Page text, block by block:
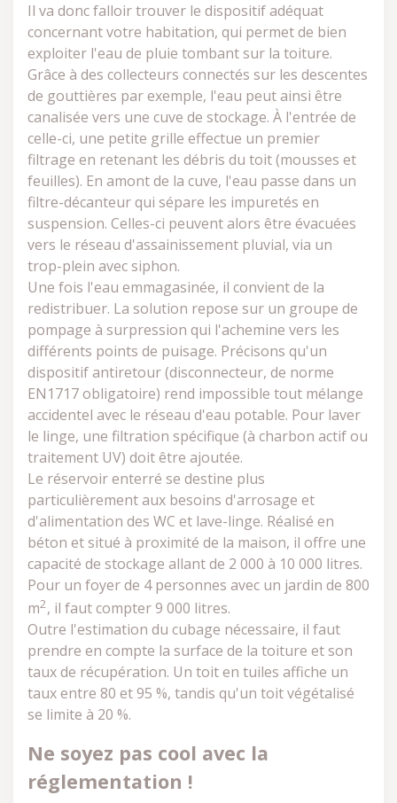
Il va donc falloir trouver le dispositif adéquat
concernant votre habitation, qui permet de bien
exploiter l'eau de pluie tombant sur la toiture.
Grâce à des collecteurs connectés sur les descentes
de gouttières par exemple, l'eau peut ainsi être
canalisée vers une cuve de stockage. À l'entrée de
celle-ci, une petite grille effectue un premier
filtrage en retenant les débris du toit (mousses et
feuilles). En amont de la cuve, l'eau passe dans un
filtre-décanteur qui sépare les impuretés en
suspension. Celles-ci peuvent alors être évacuées
vers le réseau d'assainissement pluvial, via un
trop-plein avec siphon.
Une fois l'eau emmagasinée, il convient de la
redistribuer. La solution repose sur un groupe de
pompage à surpression qui l'achemine vers les
différents points de puisage. Précisons qu'un
dispositif antiretour (disconnecteur, de norme
EN1717 obligatoire) rend impossible tout mélange
accidentel avec le réseau d'eau potable. Pour laver
le linge, une filtration spécifique (à charbon actif ou
traitement UV) doit être ajoutée.
Le réservoir enterré se destine plus
particulièrement aux besoins d'arrosage et
d'alimentation des WC et lave-linge. Réalisé en
béton et situé à proximité de la maison, il offre une
capacité de stockage allant de 2 000 à 10 000 litres.
Pour un foyer de 4 personnes avec un jardin de 800
m2, il faut compter 9 000 litres.
Outre l'estimation du cubage nécessaire, il faut
prendre en compte la surface de la toiture et son
taux de récupération. Un toit en tuiles affiche un
taux entre 80 et 95 %, tandis qu'un toit végétalisé
se limite à 20 %.
Ne soyez pas cool avec la
réglementation !